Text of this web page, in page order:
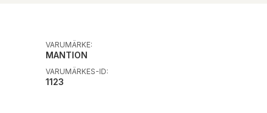
VARUMÄRKE:
MANTION
VARUMÄRKES-ID:
1123